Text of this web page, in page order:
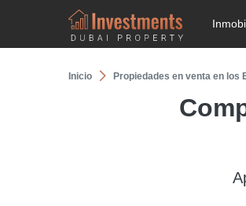
Inicio Propiedades en venta en los